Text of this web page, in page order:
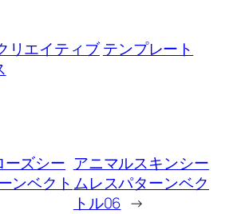
リエイティブテンプレート
ーズシー
ンベクト
アニマルスキンシー
ムレスパターンベク
トル06 →